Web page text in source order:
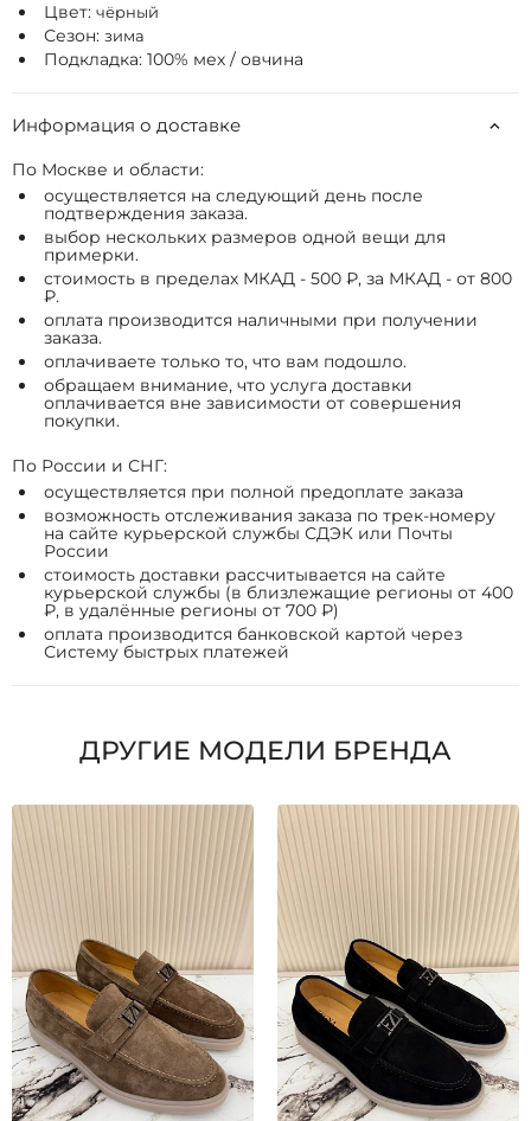
Цвет: чёрный
Сезон: зима
Подкладка: 100% мех / овчина
Информация о доставке
По Москве и области:
осуществляется на следующий день после
подтверждения заказа.
выбор нескольких размеров одной вещи для
примерки.
стоимость в пределах МКАД - 500 ₽, за МКАД - от 800
₽.
оплата производится наличными при получении
заказа.
оплачиваете только то, что вам подошло.
обращаем внимание, что услуга доставки
оплачивается вне зависимости от совершения
покупки.
По России и СНГ:
осуществляется при полной предоплате заказа
возможность отслеживания заказа по трек-номеру
на сайте курьерской службы СДЭК или Почты
России
стоимость доставки рассчитывается на сайте
курьерской службы (в близлежащие регионы от 400
₽, в удалённые регионы от 700 ₽)
оплата производится банковской картой через
Систему быстрых платежей
ДРУГИЕ МОДЕЛИ БРЕНДА